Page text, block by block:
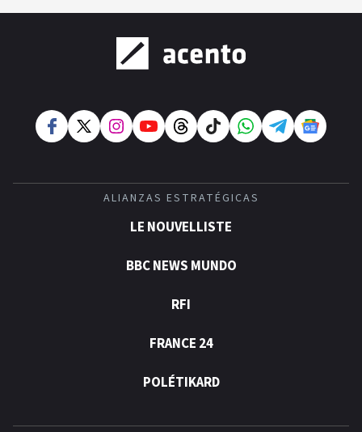
ALIANZAS ESTRATÉGICAS
LE NOUVELLISTE
BBC NEWS MUNDO
RFI
FRANCE 24
POLÉTIKARD